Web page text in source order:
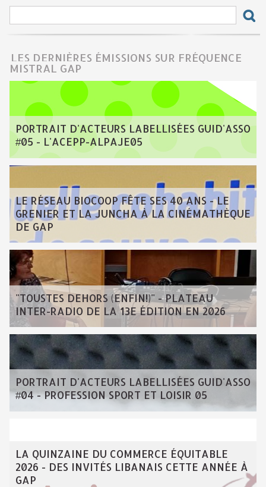
LES DERNIÈRES ÉMISSIONS SUR FRÉQUENCE
MISTRAL GAP
PORTRAIT D'ACTEURS LABELLISÉES GUID'ASSO
#05 - L'ACEPP-ALPAJE05
LE RÉSEAU BIOCOOP FÊTE SES 40 ANS - LE
GRENIER ET LA JUNCHA À LA CINÉMATHÈQUE
DE GAP
"TOUSTES DEHORS (ENFIN!)" - PLATEAU
INTER-RADIO DE LA 13E ÉDITION EN 2026
PORTRAIT D'ACTEURS LABELLISÉES GUID'ASSO
#04 - PROFESSION SPORT ET LOISIR 05
LA QUINZAINE DU COMMERCE ÉQUITABLE
2026 - DES INVITÉS LIBANAIS CETTE ANNÉE À
GAP